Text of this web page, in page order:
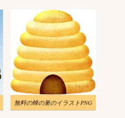
無料の蜂の巣のイラストPNG